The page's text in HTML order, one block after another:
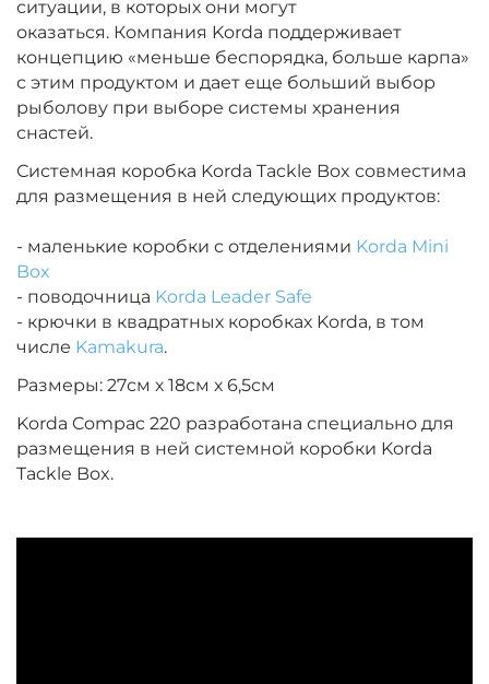
ситуации, в которых они могут
оказаться. Компания Korda поддерживает
концепцию «меньше беспорядка, больше карпа»
с этим продуктом и дает еще больший выбор
рыболову при выборе системы хранения
снастей.
Системная коробка Korda Tackle Box совместима
для размещения в ней следующих продуктов:
- маленькие коробки с отделениями Korda Mini
Box
- поводочница Korda Leader Safe
- крючки в квадратных коробках Korda, в том
числе Kamakura.
Размеры: 27см х 18см х 6,5см
Korda Compac 220 разработана специально для
размещения в ней системной коробки Korda
Tackle Box.